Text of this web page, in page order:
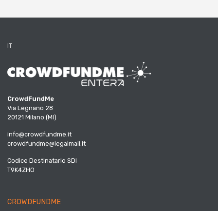
IT
CrowdFundMe
Via Legnano 28
20121 Milano (MI)
info@crowdfundme.it
crowdfundme@legalmail.it
Codice Destinatario SDI
T9K4ZHO
CROWDFUNDME